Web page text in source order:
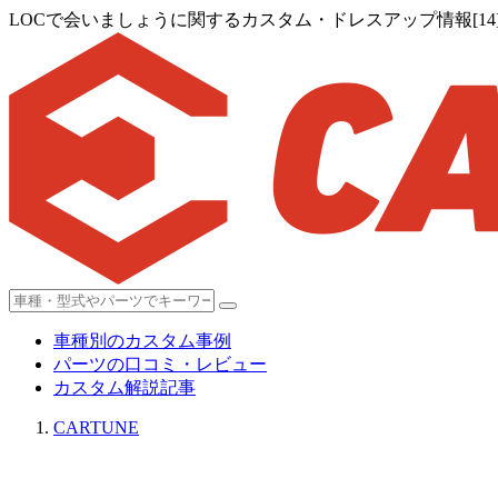
LOCで会いましょうに関するカスタム・ドレスアップ情報
車種別のカスタム事例
パーツの口コミ・レビュー
カスタム解説記事
CARTUNE